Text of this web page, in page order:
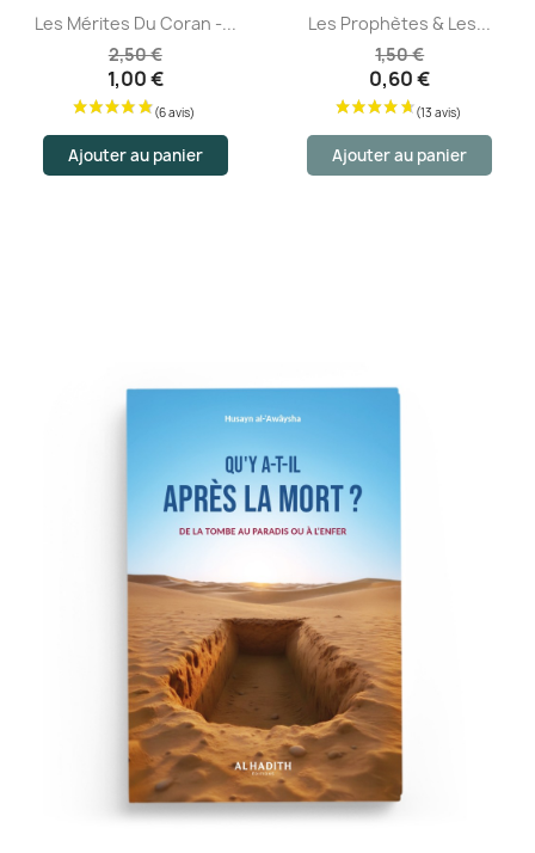
Les Mérites Du Coran -...
2,50 €
1,00 €
Ajouter au panier
Les Prophètes & Les...
1,50 €
0,60 €
Ajouter au panier